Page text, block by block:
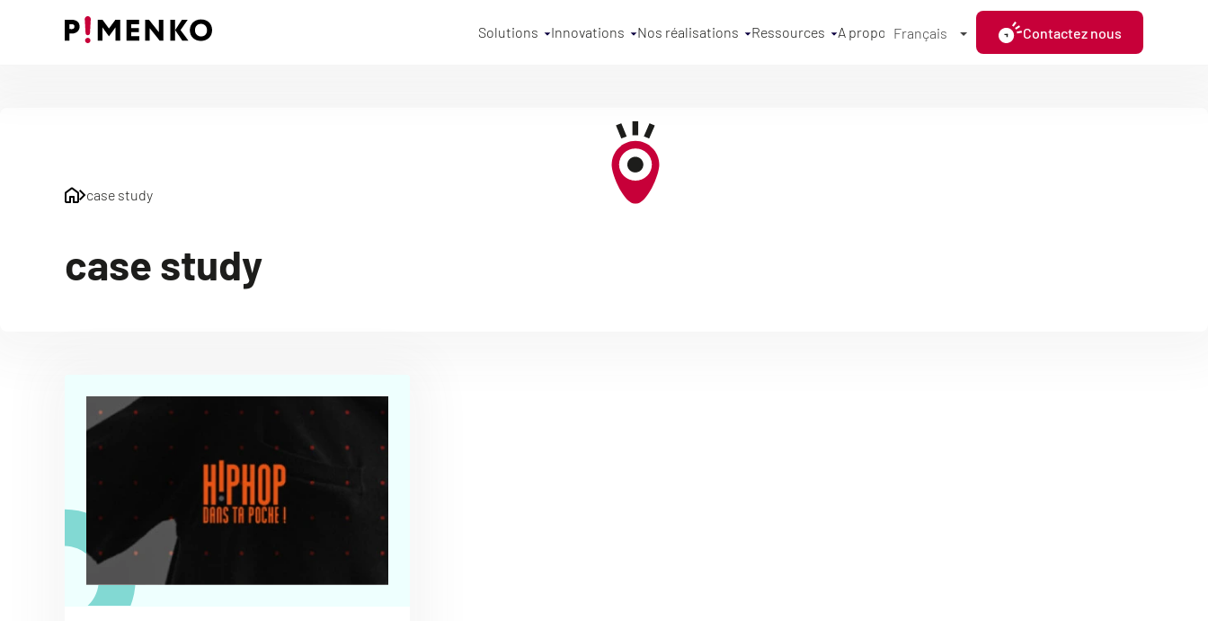
Solutions Innovations Nos réalisations Ressources A propos Français Contactez nous
case study
case study